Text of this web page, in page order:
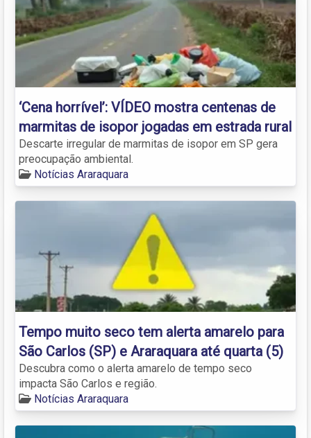
‘Cena horrível’: VÍDEO mostra centenas de
marmitas de isopor jogadas em estrada rural
Descarte irregular de marmitas de isopor em SP gera
preocupação ambiental.
Notícias Araraquara
Tempo muito seco tem alerta amarelo para
São Carlos (SP) e Araraquara até quarta (5)
Descubra como o alerta amarelo de tempo seco
impacta São Carlos e região.
Notícias Araraquara